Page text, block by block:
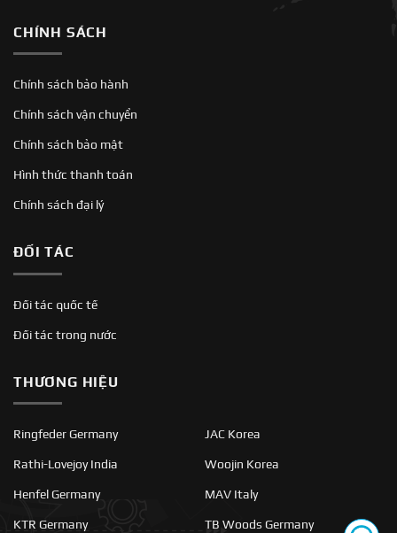
CHÍNH SÁCH
Chính sách bảo hành
Chính sách vận chuyển
Chính sách bảo mật
Hình thức thanh toán
Chính sách đại lý
ĐỐI TÁC
Đối tác quốc tế
Đối tác trong nước
THƯƠNG HIỆU
Ringfeder Germany
Rathi-Lovejoy India
Henfel Germany
KTR Germany
JAC Korea
Woojin Korea
MAV Italy
TB Woods Germany